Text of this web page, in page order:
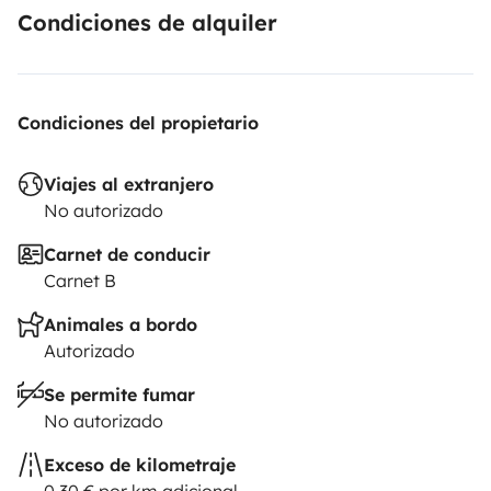
Übersetzt mit DeepL (https://www.deepl.com/app/?
translation
Condiciones de alquiler
Condiciones del propietario
Viajes al extranjero
No autorizado
Carnet de conducir
Carnet B
Animales a bordo
Autorizado
Se permite fumar
No autorizado
Exceso de kilometraje